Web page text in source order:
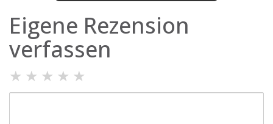
Eigene Rezension
verfassen
★ ★ ★ ★ ★